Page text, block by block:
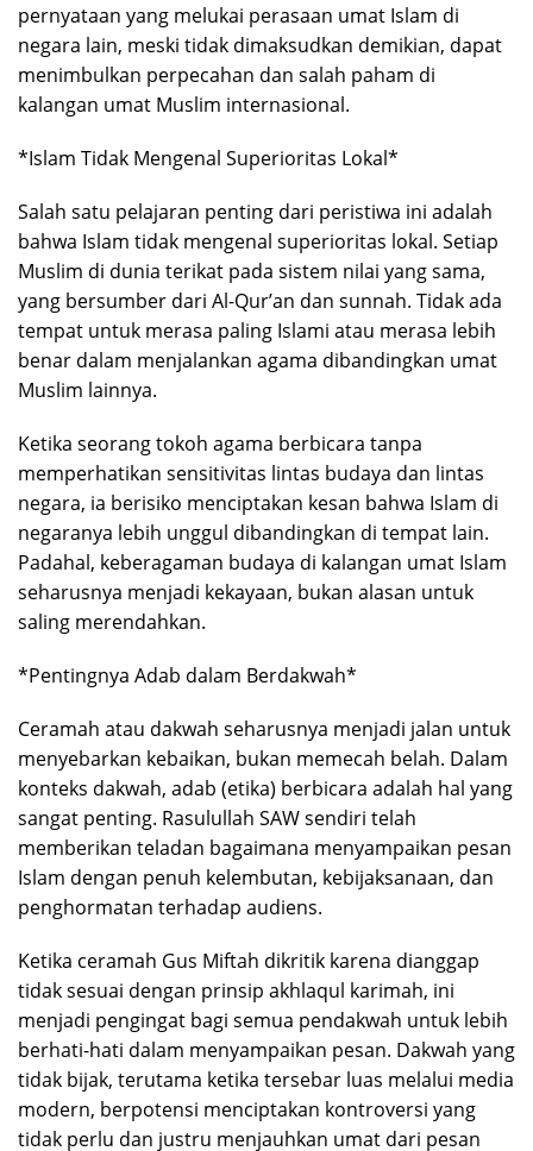
pernyataan yang melukai perasaan umat Islam di
negara lain, meski tidak dimaksudkan demikian, dapat
menimbulkan perpecahan dan salah paham di
kalangan umat Muslim internasional.
*Islam Tidak Mengenal Superioritas Lokal*
Salah satu pelajaran penting dari peristiwa ini adalah
bahwa Islam tidak mengenal superioritas lokal. Setiap
Muslim di dunia terikat pada sistem nilai yang sama,
yang bersumber dari Al-Qur’an dan sunnah. Tidak ada
tempat untuk merasa paling Islami atau merasa lebih
benar dalam menjalankan agama dibandingkan umat
Muslim lainnya.
Ketika seorang tokoh agama berbicara tanpa
memperhatikan sensitivitas lintas budaya dan lintas
negara, ia berisiko menciptakan kesan bahwa Islam di
negaranya lebih unggul dibandingkan di tempat lain.
Padahal, keberagaman budaya di kalangan umat Islam
seharusnya menjadi kekayaan, bukan alasan untuk
saling merendahkan.
*Pentingnya Adab dalam Berdakwah*
Ceramah atau dakwah seharusnya menjadi jalan untuk
menyebarkan kebaikan, bukan memecah belah. Dalam
konteks dakwah, adab (etika) berbicara adalah hal yang
sangat penting. Rasulullah SAW sendiri telah
memberikan teladan bagaimana menyampaikan pesan
Islam dengan penuh kelembutan, kebijaksanaan, dan
penghormatan terhadap audiens.
Ketika ceramah Gus Miftah dikritik karena dianggap
tidak sesuai dengan prinsip akhlaqul karimah, ini
menjadi pengingat bagi semua pendakwah untuk lebih
berhati-hati dalam menyampaikan pesan. Dakwah yang
tidak bijak, terutama ketika tersebar luas melalui media
modern, berpotensi menciptakan kontroversi yang
tidak perlu dan justru menjauhkan umat dari pesan